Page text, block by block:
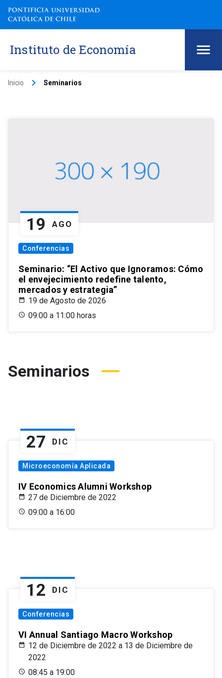
Instituto de Economía
Inicio keyboard_arrow_right Seminarios
19 AGO
Conferencias
Seminario: “El Activo que Ignoramos: Cómo
el envejecimiento redefine talento,
mercados y estrategia”
19 de Agosto de 2026
09:00 a 11:00 horas
Seminarios
27 DIC
Microeconomía Aplicada
IV Economics Alumni Workshop
27 de Diciembre de 2022
09:00 a 16:00
12 DIC
Conferencias
VI Annual Santiago Macro Workshop
12 de Diciembre de 2022 a 13 de Diciembre de
2022
08:45 a 19:00